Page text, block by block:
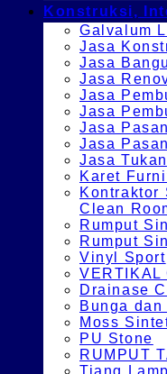
Konstruksi,
Galvalum
Jasa
Jasa
Jasa
Jasa
Jasa
Jasa
Jasa
Jasa
Karet
Kontraktor
Clean
Rumput
Rumput
Vinyl Sport
VERTIKAL
Drainase
Bunga
Moss
PU Stone
RUMPUT
Tiang